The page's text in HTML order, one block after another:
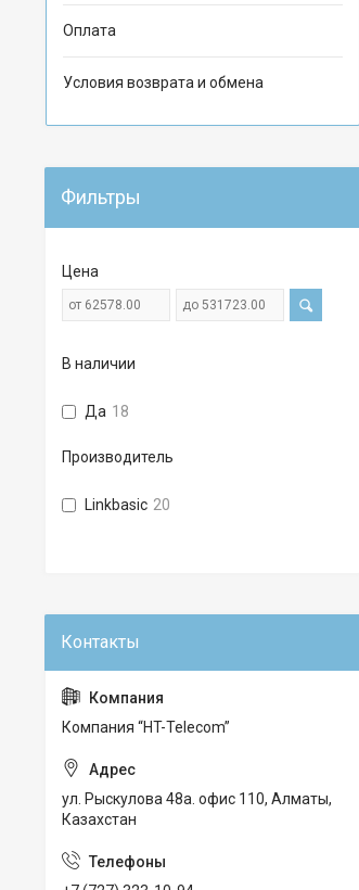
Оплата
Условия возврата и обмена
Фильтры
Цена
В наличии
Да 18
Производитель
Linkbasic 20
Компания “HT-Telecom”
ул. Рыскулова 48а. офис 110, Алматы,
Казахстан